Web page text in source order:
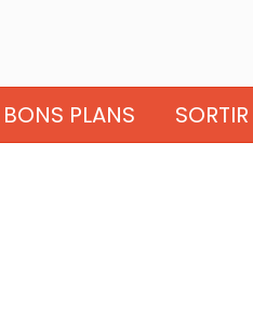
BONS PLANS